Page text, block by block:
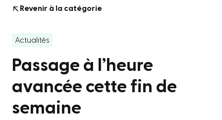
Revenir à la catégorie
Actualités
Passage à l’heure
avancée cette fin de
semaine